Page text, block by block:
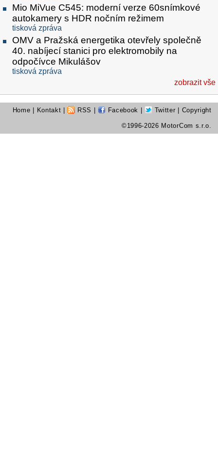
Mio MiVue C545: moderní verze 60snímkové
autokamery s HDR nočním režimem
tisková zpráva
OMV a Pražská energetika otevřely společně
40. nabíjecí stanici pro elektromobily na
odpočívce Mikulášov
tisková zpráva
zobrazit vše
Home | Kontakt | RSS | Facebook | Twitter | Copyright
©1996-2026 MotorCom s.r.o.